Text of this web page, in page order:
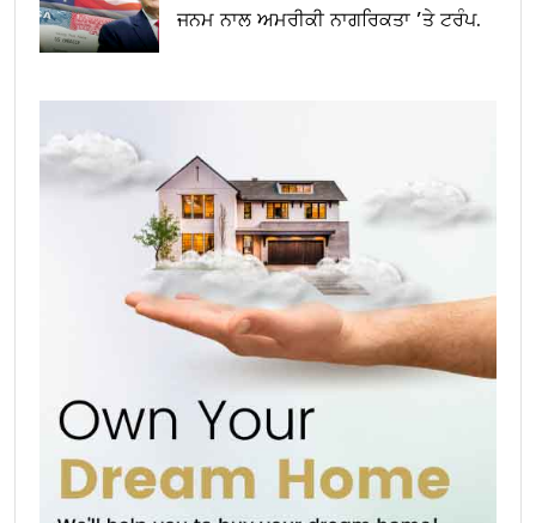
ਜਨਮ ਨਾਲ ਅਮਰੀਕੀ ਨਾਗਰਿਕਤਾ ’ਤੇ ਟਰੰਪ.